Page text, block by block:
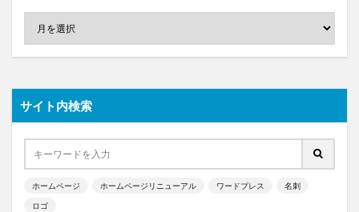
サイト内検索
ホームページ ホームページリニューアル ワードプレス 名刺
ロゴ